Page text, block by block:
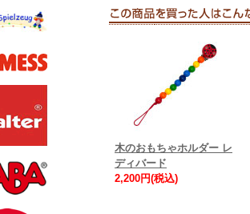
木のおもちゃホルダー レ
ディバード
2,200円(税込)